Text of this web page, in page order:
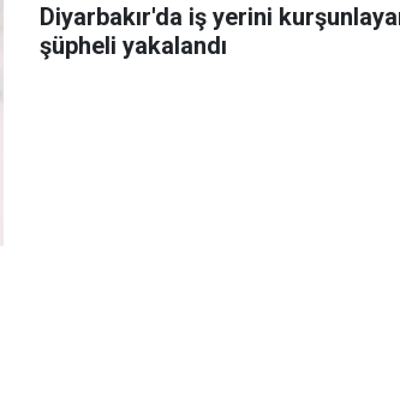
Diyarbakır'da iş yerini
şüpheli yakalandı